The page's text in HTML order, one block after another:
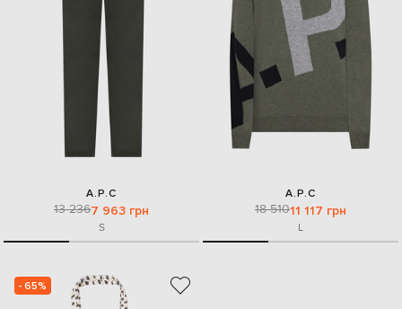
A.P.C
13 2367 963 грн
S
A.P.C
18 51011 117 грн
L
- 65%